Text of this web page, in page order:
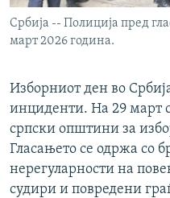
Србија -- Полиција пред
март 2026 година.
Изборниот ден во
инциденти. На 29 март
српски општини за
Гласањето се одржа со
нерегуларности на
судири и повредени